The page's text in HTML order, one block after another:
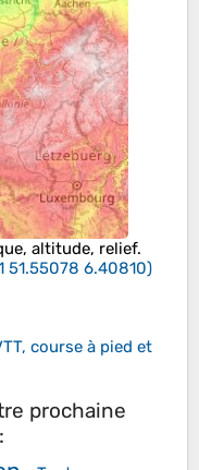
, altitude, relief.
51.55078 6.40810)
course à pied et
prochaine